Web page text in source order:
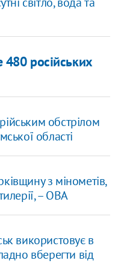
російських
обстрілом
області
з мінометів,
– ОВА
використовує в
вберегти від